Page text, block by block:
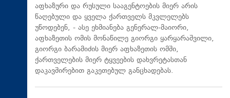
აფხაზური და რუსული სააგენტოების მიერ არის
წაღებული და ყველა ქართველს მკვლელებს
უწოდებენ, - ასე ეხმიანება გენერალ-მაიორი,
აფხაზეთის ომის მონაწილე გიორგი ყარყარაშვილი,
გიორგი ბარამიძის მიერ აფხაზეთის ომში,
ქართველების მიერ ტყვეების დახვრეტასთან
დაკავშირებით გაკეთებულ განცხადებას.